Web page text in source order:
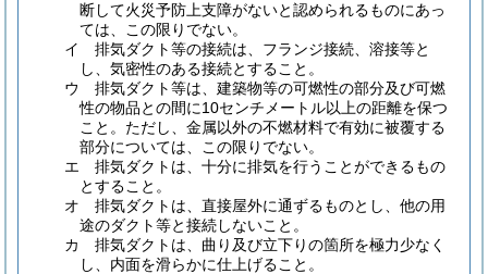
断して火災予防上支障がないと認められるものにあっ
ては、この限りでない。
イ
排気ダクト等の接続は、フランジ接続、溶接等と
し、気密性のある接続とすること。
ウ
排気ダクト等は、建築物等の可燃性の部分及び可燃
性の物品との間に10センチメートル以上の距離を保つ
こと。 ただし、金属以外の不燃材料で有効に被覆する
部分については、この限りでない。
エ
排気ダクトは、十分に排気を行うことができるもの
とすること。
オ
排気ダクトは、直接屋外に通ずるものとし、他の用
途のダクト等と接続しないこと。
カ
排気ダクトは、曲り及び立下りの箇所を極力少なく
し、内面を滑らかに仕上げること。